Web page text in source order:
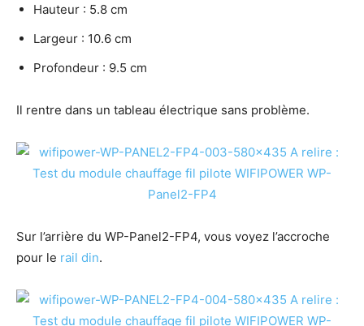
Hauteur : 5.8 cm
Largeur : 10.6 cm
Profondeur : 9.5 cm
Il rentre dans un tableau électrique sans problème.
Sur l’arrière du WP-Panel2-FP4, vous voyez l’accroche
pour le rail din.